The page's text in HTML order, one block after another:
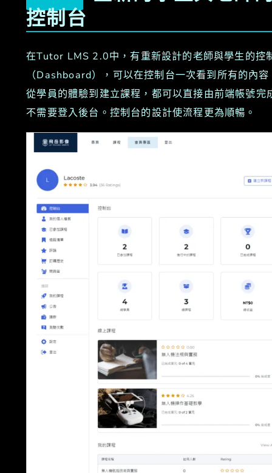
控制台
在Tutor LMS 2.0中，有重新設計的老師與學生的控
（Dashboard），可以在控制台一次看到所有的內容
從學員的體驗到建立課程，都可以直接由前端帳號完
不需要登入後台。控制台的設計使流程更為順暢。